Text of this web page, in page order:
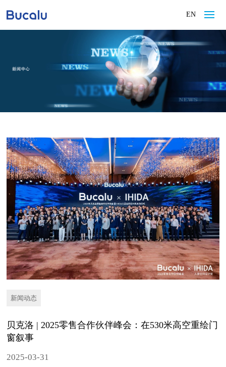
产品系列
零售中心
门店查询
新闻中心
关于贝克洛
EN
新闻动态
贝克洛 | 2025零售合作伙伴峰会：在530米高空重绘门
窗叙事
2025-03-31